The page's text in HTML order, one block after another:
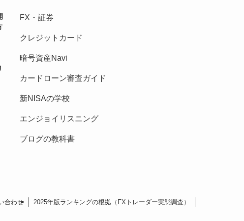
FX・証券
クレジットカード
暗号資産Navi
カードローン審査ガイド
新NISAの学校
エンジョイリスニング
ブログの教科書
合わせ 2025年版ランキングの根拠（FXトレーダー実態調査）